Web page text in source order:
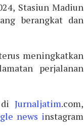
Stasiun Madiun
berangkat dan
meningkatkan
perjalanan
diJurnaljatim.com,
news instagram